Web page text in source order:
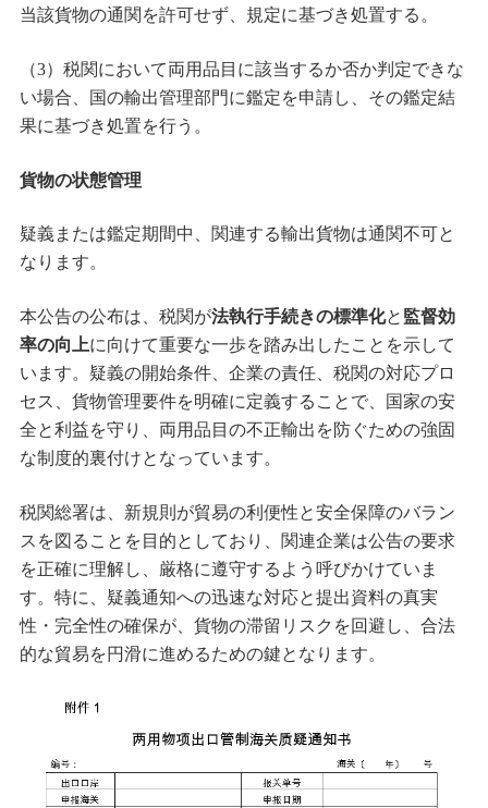
当該貨物の通関を許可せず、規定に基づき処置する。
（3）税関において両用品目に該当するか否か判定できな
い場合、国の輸出管理部門に鑑定を申請し、その鑑定結
果に基づき処置を行う。
貨物の状態管理
疑義または鑑定期間中、関連する輸出貨物は通関不可と
なります。
本公告の公布は、税関が法執行手続きの標準化と 監督効
率の向上に向けて重要な一歩を踏み出したことを示して
います。疑義の開始条件、企業の責任、税関の対応プロ
セス、貨物管理要件を明確に定義することで、国家の安
全と利益を守り、両用品目の不正輸出を防ぐための強固
な制度的裏付けとなっています。
税関総署は、新規則が貿易の利便性と安全保障のバラン
スを図ることを目的としており、関連企業は公告の要求
を正確に理解し、厳格に遵守するよう呼びかけていま
す。特に、疑義通知への迅速な対応と提出資料の真実
性・完全性の確保が、貨物の滞留リスクを回避し、合法
的な貿易を円滑に進めるための鍵となります。